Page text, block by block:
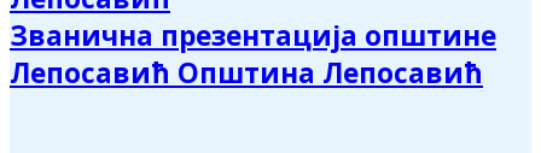
Званична презентација општине
Лепосавић Општина Лепосавић